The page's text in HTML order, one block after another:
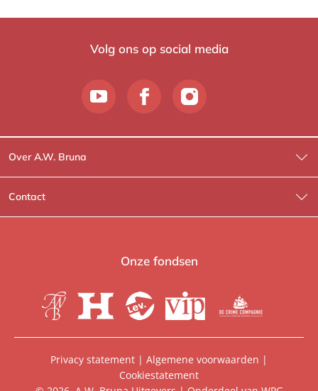
Volg ons op social media
Over A.W. Bruna
Wat wij doen
Wie is Wie?
Heartbeat
Aanbiedingsbrochures
Contact
Contactinformatie
Voor de boekhandels
Manuscripten
Onze fondsen
Privacy statement | Algemene voorwaarden |
Cookiestatement